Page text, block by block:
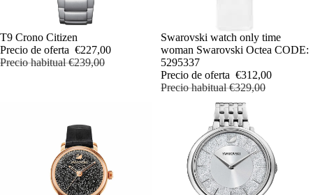
OFERTA
T9 Crono Citizen
Precio de oferta €227,00
Precio habitual€239,00
OFERTA
Swarovski watch only time
woman Swarovski Octea CODE:
5295337
Precio de oferta €312,00
Precio habitual€329,00